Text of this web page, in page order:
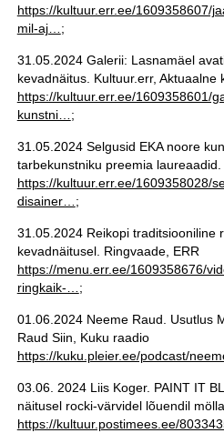
https://kultuur.err.ee/1609358607/
mil-aj… ;
31.05.2024 Galerii: Lasnamäel
kevadnäitus. Kultuur.err, Aktuaalne
https://kultuur.err.ee/1609358601/
kunstni… ;
31.05.2024 Selgusid EKA noore
tarbekunstniku preemia
https://kultuur.err.ee/1609358028/
disainer… ;
31.05.2024 Reikopi traditsiooniline
kevadnäitusel. Ringvaade, ERR
https://menu.err.ee/1609358676/
ringkaik-… ;
01.06.2024 Neeme Raud. Usutlus
Raud Siin, Kuku raadio
https://kuku.pleier.ee/podcast/
03.06. 2024 Liis Koger. PAINT IT
näitusel rocki-värvidel lõuendil
https://kultuur.postimees.ee/